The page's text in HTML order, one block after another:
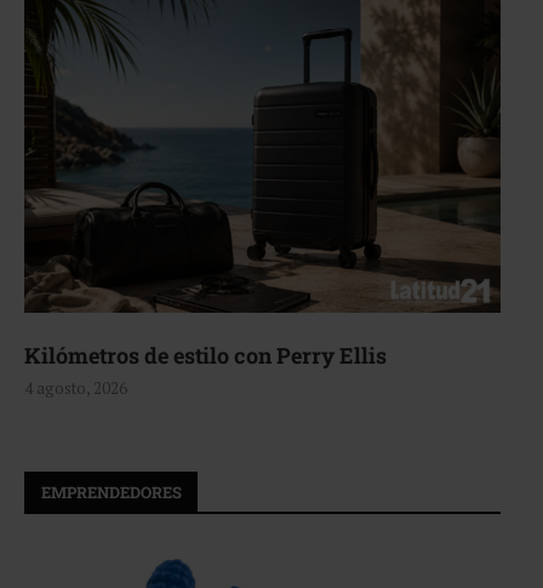
Aerie, texturas que fluyen
4 agosto, 2026
EMPRENDEDORES